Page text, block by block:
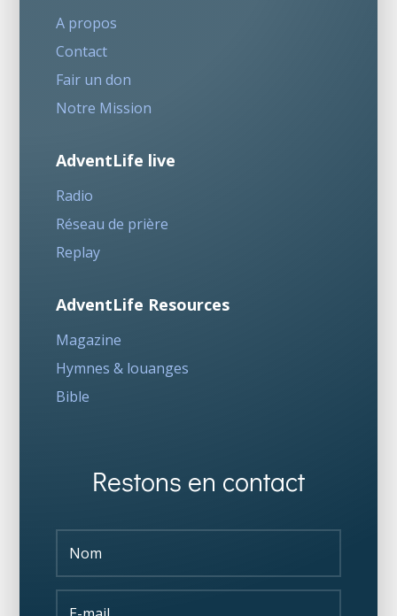
A propos
Contact
Fair un don
Notre Mission
AdventLife live
Radio
Réseau de prière
Replay
AdventLife Resources
Magazine
Hymnes & louanges
Bible
Restons en contact